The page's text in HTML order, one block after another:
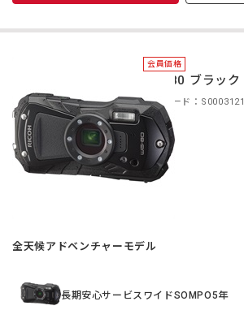
会員価格
WG-80 ブラック
商品コード：S0003121
全天候アドベンチャーモデル
長期安心サービスワイドSOMPO5年